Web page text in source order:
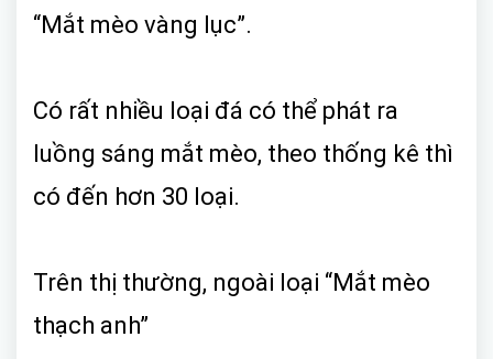
“Mắt mèo vàng lục”.
Có rất nhiều loại đá có thể phát ra
luồng sáng mắt mèo, theo thống kê thì
có đến hơn 30 loại.
Trên thị thường, ngoài loại “Mắt mèo
thạch anh”